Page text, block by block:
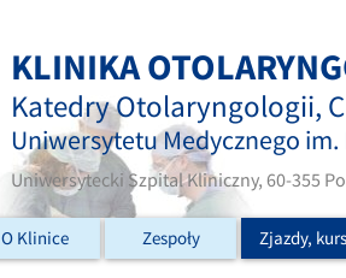
KLINIKA
Katedry Otolaryngologii,
Uniwersytetu Medycznego
Uniwersytecki Szpital Kliniczny, 60-355
O Klinice Zespoły Zjazdy,